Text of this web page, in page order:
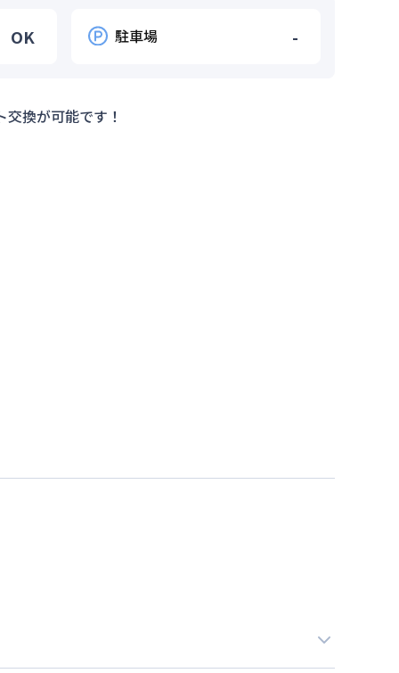
OK 駐車場 -
換が可能です！